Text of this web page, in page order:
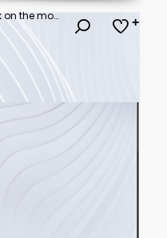
Brave astronaut at the spacewalk on the moon. This image elements furnished by NASA.